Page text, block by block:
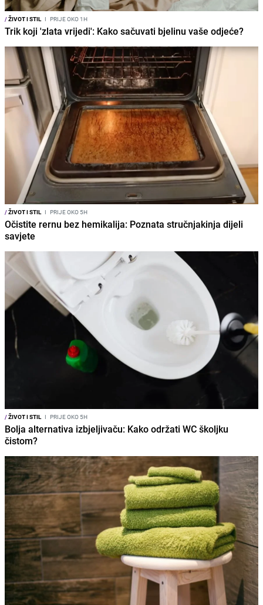
/ŽIVOT I STIL I PRIJE OKO 1H
Trik koji 'zlata vrijedi': Kako sačuvati bjelinu vaše odjeće?
/ŽIVOT I STIL I PRIJE OKO 5H
Očistite rernu bez hemikalija: Poznata stručnjakinja dijeli
savjete
/ŽIVOT I STIL I PRIJE OKO 5H
Bolja alternativa izbjeljivaču: Kako održati WC školjku
čistom?